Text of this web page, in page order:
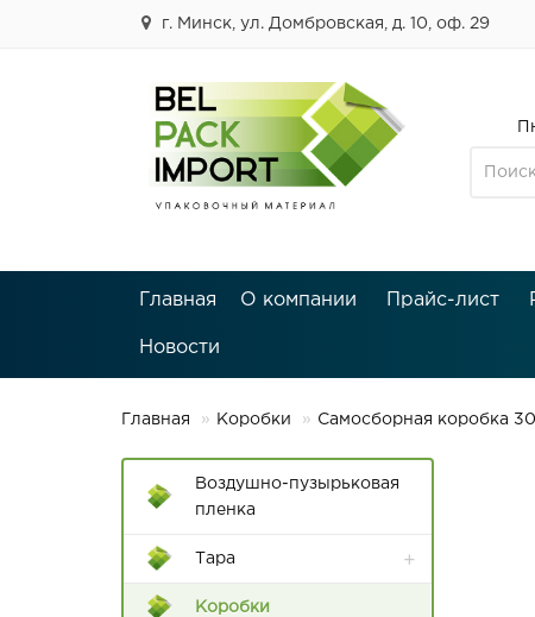
г. Минск, ул. Домбровская, д. 10, оф. 29
Главная О компании Прайс-лист
Новости
Главная Коробки Самосборная коробка
Воздушно-пузырьковая
пленка
Тара
Контейнеры Rox Box
Коробки